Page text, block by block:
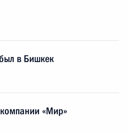
в Бишкек
«Мир»